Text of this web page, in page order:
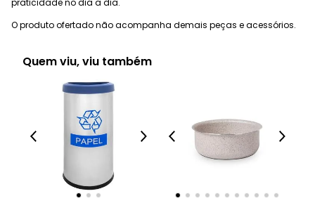
praticidade no dia a dia.
O produto ofertado não acompanha demais peças e acessórios.
Quem viu, viu também